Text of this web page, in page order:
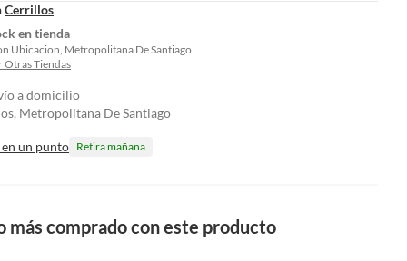
Cerrillos
en tienda
Ubicacion, Metropolitana De Santiago
Otras Tiendas
a domicilio
Metropolitana De Santiago
un punto Retira mañana
más comprado con este producto